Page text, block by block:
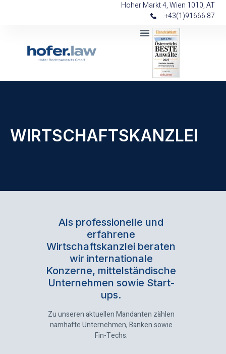
Hoher Markt 4, Wien 1010, AT
+43(1)91666 87
WIRTSCHAFTSKANZLEI
Als professionelle und
erfahrene
Wirtschaftskanzlei beraten
wir internationale
Konzerne, mittelständische
Unternehmen sowie Start-
ups.
Zu unseren aktuellen Mandanten zählen
namhafte Unternehmen, Banken sowie
Fin-Techs.